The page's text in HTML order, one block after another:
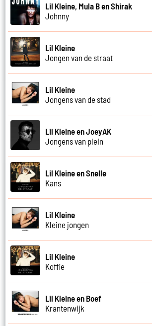
Lil Kleine, Mula B en Shirak
Johnny
Lil Kleine
Jongen van de straat
Lil Kleine
Jongens van de stad
Lil Kleine en JoeyAK
Jongens van plein
Lil Kleine en Snelle
Kans
Lil Kleine
Kleine jongen
Lil Kleine
Koffie
Lil Kleine en Boef
Krantenwijk